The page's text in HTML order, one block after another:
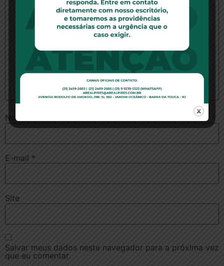
Nome
E-mail *
Site
Salvar meus dados neste navegador para a próxima vez
que eu comentar.